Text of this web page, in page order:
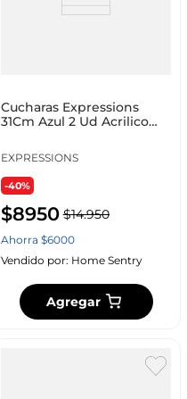
Cucharas Expressions
31Cm Azul 2 Ud Acrilico
EXPRESSIONS
-40%
$8950 $14.950
Ahorra $6000
Vendido por: Home Sentry
Agregar